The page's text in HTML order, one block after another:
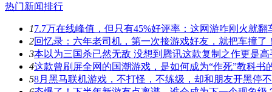
热门新闻排行
17.7万在线峰值，但只有45%好评率：这网游咋刚火就翻
2回忆录：六年老司机，第一次接游戏好友，就把车撞了！
3本以为三国杀已然无敌 没想到腾讯这款复制之作更是高
4这款曾刷屏全网的国潮游戏，是如何成为“作死”教科书
58月黑马联机游戏，不打怪，不练级，却和朋友开黑停